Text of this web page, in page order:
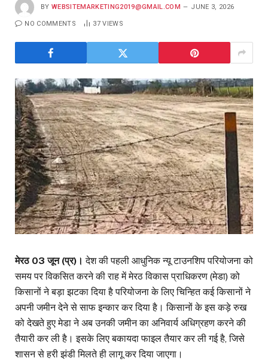
BY WEBSITEMARKETING2019@GMAIL.COM JUNE 3, 2026
NO COMMENTS 37VIEWS
मेरठ 03 जून (प्र)।देश की पहली आधुनिक न्यू टाउनशिप परियोजना को
समय पर विकसित करने की राह में मेरठ विकास प्राधिकरण (मेडा) को
किसानों ने बड़ा झटका दिया है परियोजना के लिए चिन्हित कई किसानों ने
अपनी जमीन देने से साफ इन्कार कर दिया है। किसानों के इस कड़े रुख
को देखते हुए मेडा ने अब उनकी जमीन का अनिवार्य अधिग्रहण करने की
तैयारी कर ली है। इसके लिए बकायदा फाइल तैयार कर ली गई है, जिसे
शासन से हरी झंडी मिलते ही लागू कर दिया जाएगा।